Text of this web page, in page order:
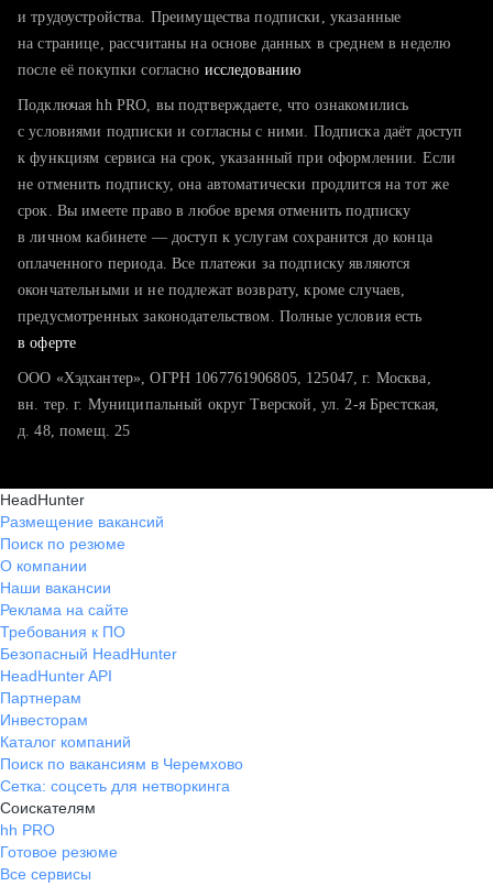
тратите много времени на поиск и вручную поднимаете
хотите сравнить себя с конкурентами и оценить шансы
и трудоустройства. Преимущества подписки, указанные
на странице, рассчитаны на основе данных в среднем в неделю
после её покупки согласно исследованию
Подключая hh PRO, вы подтверждаете, что ознакомились
с условиями подписки и согласны с ними. Подписка даёт доступ
к функциям сервиса на срок, указанный при оформлении. Если
не отменить подписку, она автоматически продлится на тот же
срок. Вы имеете право в любое время отменить подписку
в личном кабинете — доступ к услугам сохранится до конца
оплаченного периода. Все платежи за подписку являются
окончательными и не подлежат возврату, кроме случаев,
предусмотренных законодательством. Полные условия есть
в оферте
ООО «Хэдхантер», ОГРН 1067761906805, 125047, г. Москва,
вн. тер. г. Муниципальный округ Тверской, ул. 2-я Брестская,
д. 48, помещ. 25
HeadHunter
Размещение вакансий
Поиск по резюме
О компании
Наши вакансии
Реклама на сайте
Требования к ПО
Безопасный HeadHunter
HeadHunter API
Партнерам
Инвесторам
Каталог компаний
Поиск по вакансиям в Черемхово
Сетка: соцсеть для нетворкинга
Соискателям
hh PRO
Готовое резюме
Все сервисы